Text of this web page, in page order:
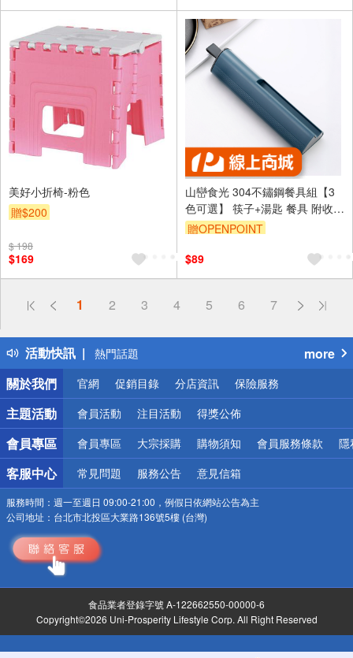
美好小折椅-粉色
贈$200
$ 198
$169
山巒食光 304不鏽鋼餐具組【3
色可選】 筷子+湯匙 餐具 附收納
盒 鐵筷子 環保 便攜 露營 野餐
贈OPENPOINT
$89
1 2 3 4 5 6 7
活動快訊
偏遠地區配送
得獎公告
熱門話題
銀行優惠
偏遠地區配送
詐騙網頁！請小心！
more
關於我們
官網 促銷目錄 分店資訊 保險服務
主題活動 會員活動 注目活動 得獎公佈
會員專區 會員專區 大宗採購 購物須知 會員服務條款 隱
客服中心 常見問題 服務公告 意見信箱
服務時間： 週一至週日 09:00-21:00，例假日依網站公告為主
公司地址： 台北市北投區大業路136號5樓 (台灣)
食品業者登錄字號 A-122662550-00000-6
Copyright©2026 Uni-Prosperity Lifestyle Corp. All Right Reserved